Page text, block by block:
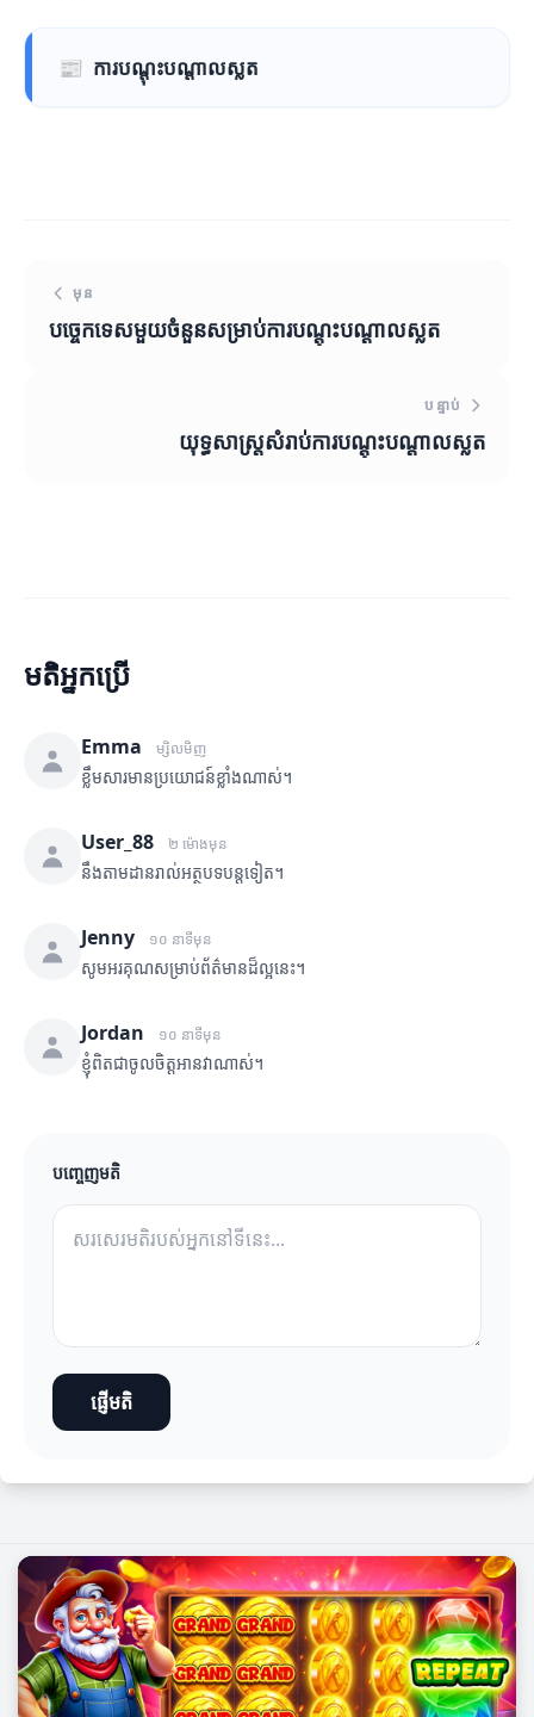
📰 ការបណ្តុះបណ្តាលស្លត
មុន
បច្ចេកទេសមួយចំនួនសម្រាប់ការបណ្តុះបណ្តាលស្លត
បន្ទាប់
យុទ្ធសាស្ត្រសំរាប់ការបណ្តុះបណ្តាលស្លត
មតិអ្នកប្រើ
Emma ម្សិលមិញ
ខ្លឹមសារមានប្រយោជន៍ខ្លាំងណាស់។
User_88 ២ ម៉ោងមុន
នឹងតាមដានរាល់អត្ថបទបន្តទៀត។
Jenny ១០ នាទីមុន
សូមអរគុណសម្រាប់ព័ត៌មានដ៏ល្អនេះ។
Jordan ១០ នាទីមុន
ខ្ញុំពិតជាចូលចិត្តអានវាណាស់។
បញ្ចេញមតិ
ផ្ញើមតិ